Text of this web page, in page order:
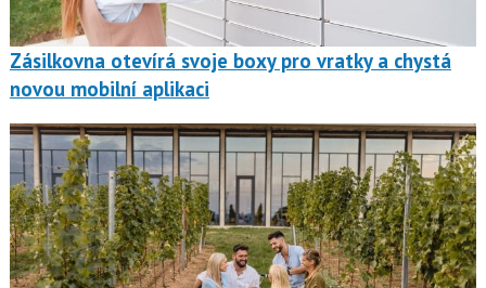
Zásilkovna otevírá svoje boxy pro vratky a chystá
novou mobilní aplikaci